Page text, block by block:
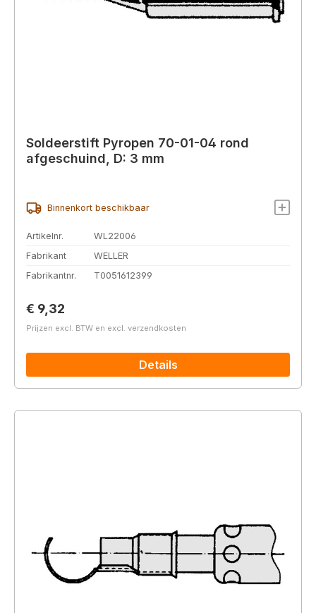
Soldeerstift Pyropen 70-01-04 rond
afgeschuind, D: 3 mm
Binnenkort beschikbaar
Artikelnr.
WL22006
Fabrikant
WELLER
Fabrikantnr.
T0051612399
Normale prijs:
€ 9,32
Prijzen excl. BTW en excl. verzendkosten
Details